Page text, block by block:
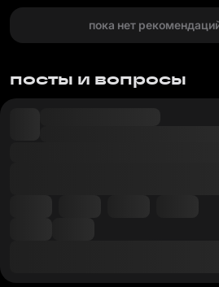
пока нет
посты и вопросы